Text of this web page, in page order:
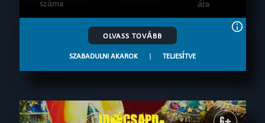
száma
ára
OLVASS TOVÁBB
SZABADULNI AKAROK | TELJESÍTVE